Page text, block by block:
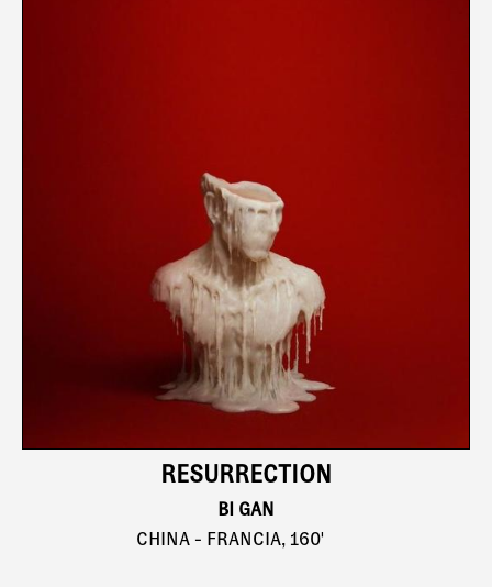
RESURRECTION
BI GAN
CHINA - FRANCIA, 160'